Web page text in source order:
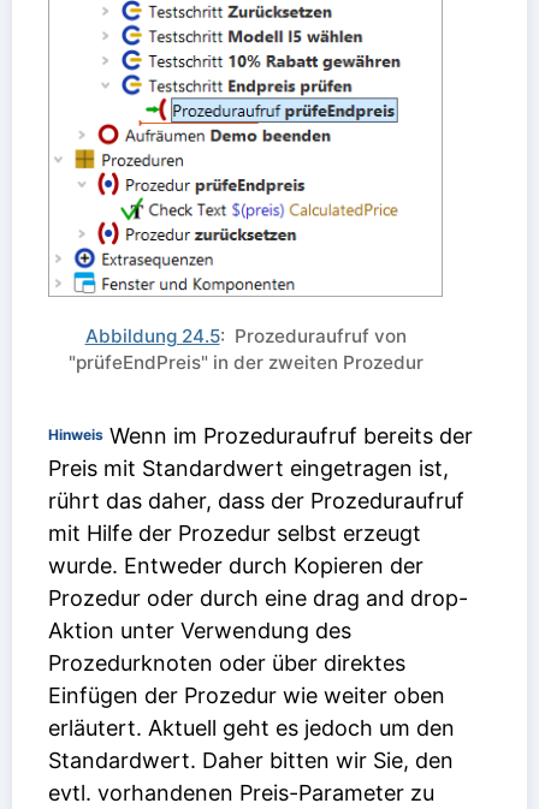
Abbildung 24.5: Prozeduraufruf von
"prüfeEndPreis" in der zweiten Prozedur
Hinweis Wenn im Prozeduraufruf bereits der
Preis mit Standardwert eingetragen ist,
rührt das daher, dass der Prozeduraufruf
mit Hilfe der Prozedur selbst erzeugt
wurde. Entweder durch Kopieren der
Prozedur oder durch eine drag and drop-
Aktion unter Verwendung des
Prozedurknoten oder über direktes
Einfügen der Prozedur wie weiter oben
erläutert. Aktuell geht es jedoch um den
Standardwert. Daher bitten wir Sie, den
evtl. vorhandenen Preis-Parameter zu